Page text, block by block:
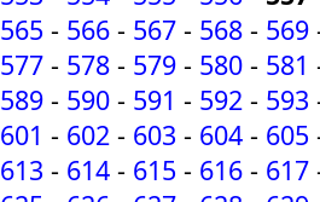
565 - 566 - 567 - 568 - 569
577 - 578 - 579 - 580 - 581
589 - 590 - 591 - 592 - 593
601 - 602 - 603 - 604 - 605
613 - 614 - 615 - 616 - 617